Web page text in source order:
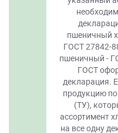
пшеничный
ГОСТ 27842-
пшеничный -
ГОСТ
декларация.
продукцию
(ТУ),
ассортимент
на все одну